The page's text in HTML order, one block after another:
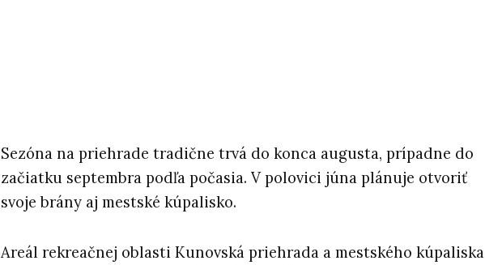
Sezóna na priehrade tradične trvá do konca augusta, prípadne do
začiatku septembra podľa počasia. V polovici júna plánuje otvoriť
svoje brány aj mestské kúpalisko.
Areál rekreačnej oblasti Kunovská priehrada a mestského kúpaliska